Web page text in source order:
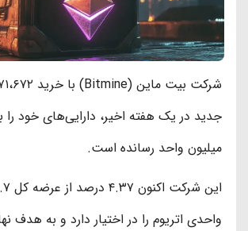
میلیون واحد رسانده است.
واحدی اتریوم را در اختیار دارد و به هدف